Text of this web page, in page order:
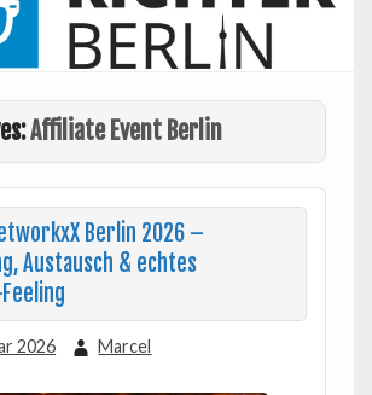
Affiliate Event Berlin
Berlin 2026 –
Austausch & echtes
2026 Marcel